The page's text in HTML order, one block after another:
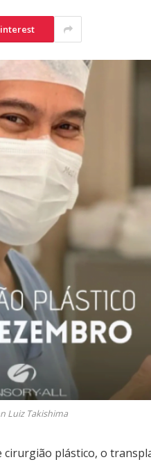
Luiz Takishima
plástico, o